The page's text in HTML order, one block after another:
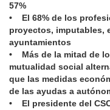
57%
• El 68% de los
proyectos, imputables,
ayuntamientos
• Más de la mitad de
mutualidad social
que las medidas
de las ayudas a
• El presidente del